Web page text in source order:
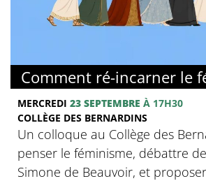
Comment ré-incarner le
MERCREDI 23 SEPTEMBRE À 17H30
COLLÈGE DES BERNARDINS
Un colloque au Collège des
penser le féminisme, débattre
Simone de Beauvoir, et